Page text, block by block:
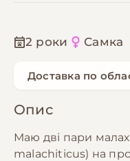
2 роки Самка
Доставка по
Опис
Маю дві пари
malachiticus) на